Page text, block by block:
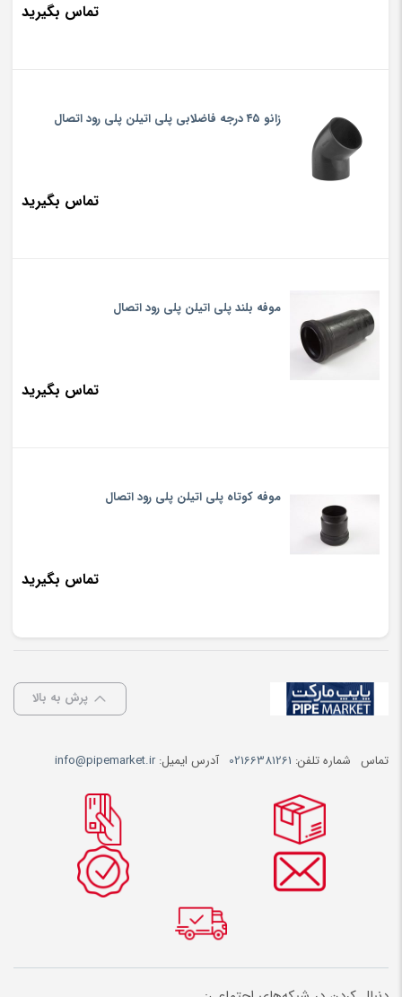
تماس بگیرید
زانو ۴۵ درجه فاضلابی پلی اتیلن پلی رود اتصال
تماس بگیرید
موفه بلند پلی اتیلن پلی رود اتصال
تماس بگیرید
موفه کوتاه پلی اتیلن پلی رود اتصال
تماس بگیرید
پرش به بالا
تماس شماره تلفن: 02166381261 آدرس ایمیل:info@pipemarket.ir